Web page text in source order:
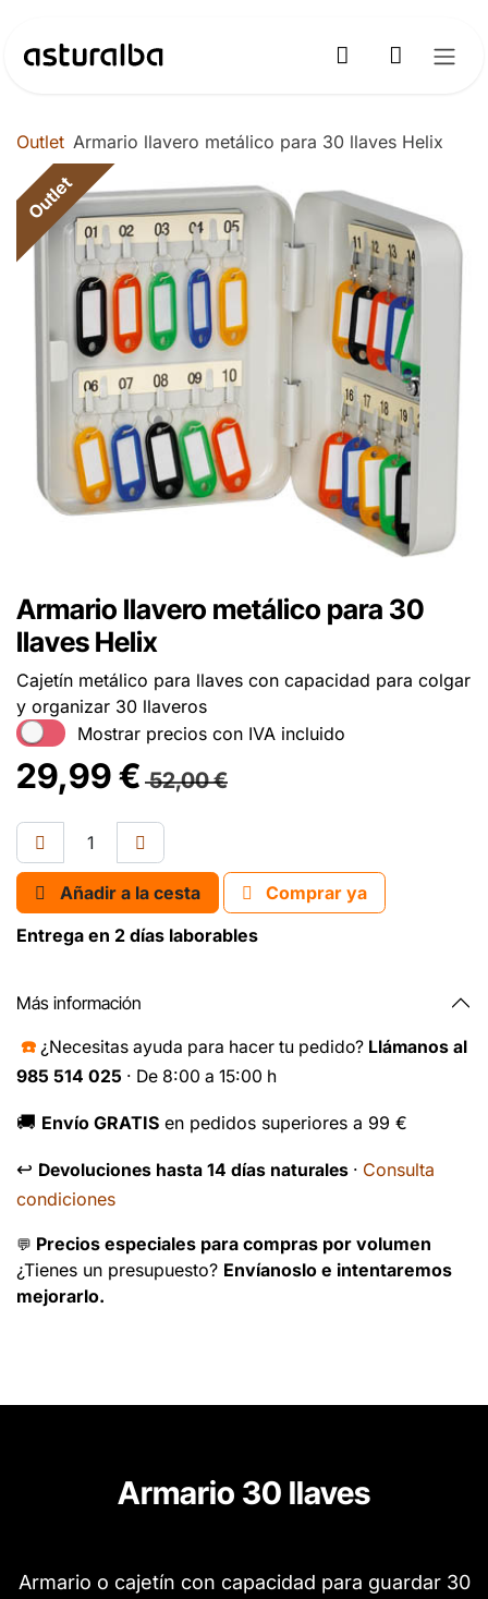
Outlet Armario llavero metálico para 30 llaves Helix
Outlet
Armario llavero metálico para 30
llaves Helix
Cajetín metálico para llaves con capacidad para colgar
y organizar 30 llaveros
Mostrar precios con IVA incluido
29,99€ 52,00€
Añadir a la cesta
Comprar ya
Entrega en 2 días laborables
Más información
☎️ ¿Necesitas ayuda para hacer tu pedido? Llámanos al
985 514 025 · De 8:00 a 15:00 h
🚚 Envío GRATIS en pedidos superiores a 99 €
↩️ Devoluciones hasta 14 días naturales · Consulta
condiciones
💬 Precios especiales para compras por volumen
¿Tienes un presupuesto? Envíanoslo e intentaremos
mejorarlo.
Armario 30 llaves
Armario o cajetín con capacidad para guardar 30